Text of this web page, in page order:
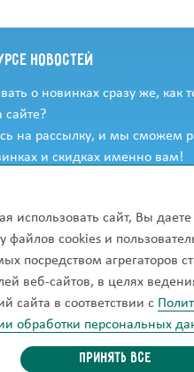
использовать сайт, Вы даете
файлов cookies и
посредством агрегаторов
веб-сайтов, в целях
сайта в соответствии с
обработки персональных
Принять все
новостей
о новинках сразу же, как
сайте?
на рассылку, и мы сможем
и скидках именно вам!
для покупателей